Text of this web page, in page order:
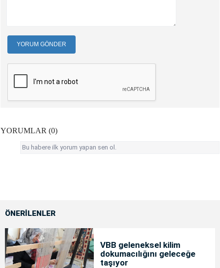
YORUM GÖNDER
YORUMLAR (0)
Bu habere ilk yorum yapan sen ol.
ÖNERİLENLER
VBB geleneksel kilim
dokumacılığını geleceğe
taşıyor